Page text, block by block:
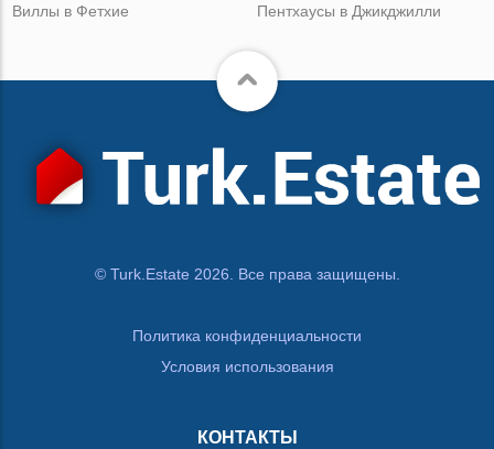
Виллы в Фетхие
Пентхаусы в Джикджилли
© Turk.Estate 2026. Все права защищены.
Политика конфиденциальности
Условия использования
КОНТАКТЫ